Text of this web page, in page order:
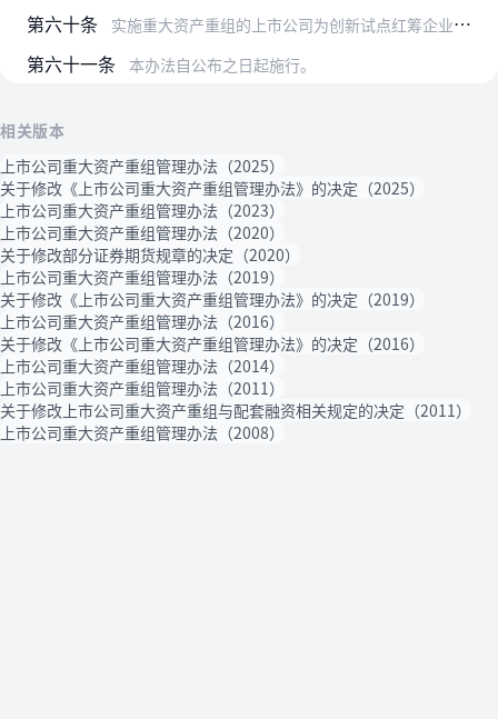
第六十条 实施重大资产重组的上市公司为创新试点红筹企业，或者上市公司拟购买资产涉及创新试点红筹企业的，在计算本办法规定的重大资产重组认定标准等监管指标时，应当采用根据中国…
第六十一条 本办法自公布之日起施行。
相关版本
上市公司重大资产重组管理办法（2025）
关于修改《上市公司重大资产重组管理办法》的决定（2025）
上市公司重大资产重组管理办法（2023）
上市公司重大资产重组管理办法（2020）
关于修改部分证券期货规章的决定（2020）
上市公司重大资产重组管理办法（2019）
关于修改《上市公司重大资产重组管理办法》的决定（2019）
上市公司重大资产重组管理办法（2016）
关于修改《上市公司重大资产重组管理办法》的决定（2016）
上市公司重大资产重组管理办法（2014）
上市公司重大资产重组管理办法（2011）
关于修改上市公司重大资产重组与配套融资相关规定的决定（2011）
上市公司重大资产重组管理办法（2008）